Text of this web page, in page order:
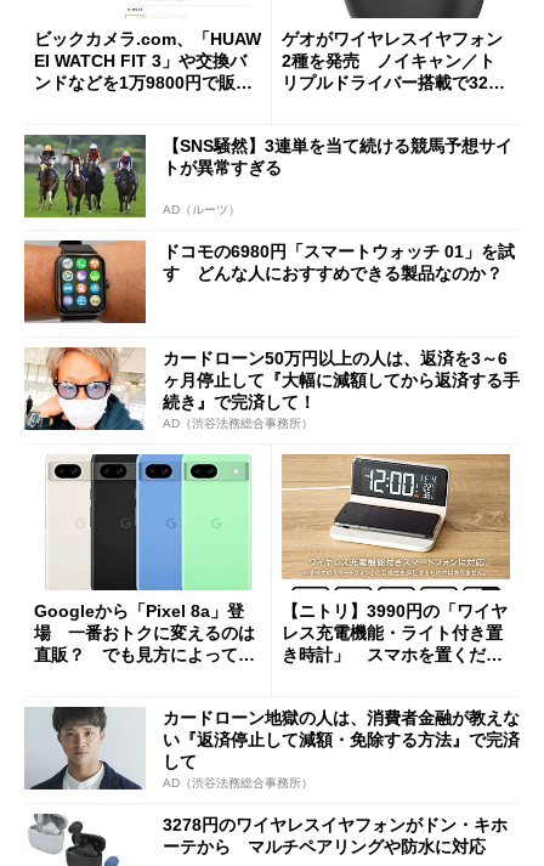
ビックカメラ.com、「HUAW
EI WATCH FIT 3」や交換バ
ンドなどを1万9800円で販
ゲオがワイヤレスイヤフォン
2種を発売 ノイキャン／ト
リプルドライバー搭載で3278
【SNS騒然】3連単を当て続ける競馬予想サイ
トが異常すぎる
AD（ルーツ）
ドコモの6980円「スマートウォッチ 01」を試
す どんな人におすすめできる製品なのか？
カードローン50万円以上の人は、返済を3～6
ヶ月停止して『大幅に減額してから返済する手
続き』で完済して！
AD（渋谷法務総合事務所）
Googleから「Pixel 8a」登
場 一番おトクに変えるのは
直販？ でも見方によっては
【ニトリ】3990円の「ワイヤ
レス充電機能・ライト付き置
き時計」 スマホを置くだけ
カードローン地獄の人は、消費者金融が教えな
い『返済停止して減額・免除する方法』で完済
して
AD（渋谷法務総合事務所）
3278円のワイヤレスイヤフォンがドン・キホ
ーテから マルチペアリングや防水に対応